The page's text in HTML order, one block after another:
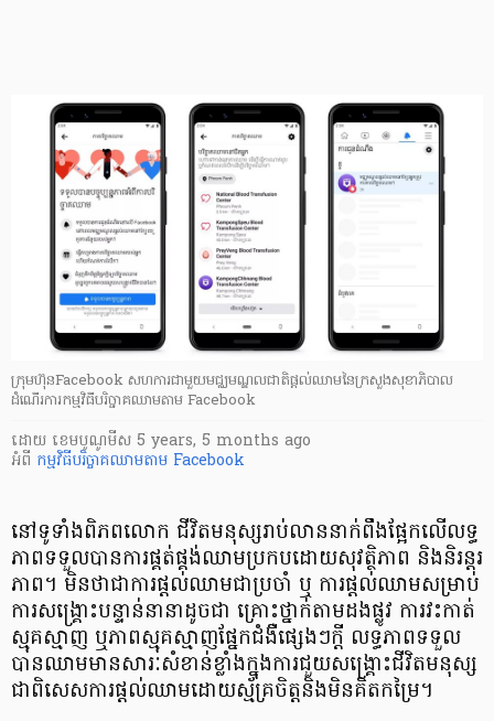
ក្រុមហ៊ុនFacebook សហការជាមួយមជ្ឈមណ្ឌលជាតិផ្តល់ឈាមនៃក្រសួងសុខាភិបាល
ដំណើរការកម្មវិធីបរិច្ចាគឈាមតាម Facebook
ដោយ ​ ខេមបូណូមីស 5 years, 5 months ago
អំពី កម្មវិធីបរិច្ចាគឈាមតាម Facebook
នៅទូទាំង​ពិភពលោក ជីវិត​មនុស្ស​រាប់​លាន​នាក់​ពឹង​ផ្អែក​លើ​លទ្ធ
ភាព​ទទួល​បាន​ការ​ផ្គត់​ផ្គង់​ឈាមប្រកបដោយ​សុវត្ថិភាព និង​និរន្តរ
ភាព។ មិនថាជាការ​ផ្តល់ឈាមជា​ប្រចាំ ឬ ​ការ​ផ្តល់​ឈាម​សម្រាប់
ការ​សង្គ្រោះ​បន្ទាន់​នានា​ដូច​ជា ​គ្រោះ​ថ្នាក់​តាមដងផ្លូវ ការ​វះ​កាត់
ស្មុគ​ស្មាញ​ ឬភាព​ស្មុគ​ស្មាញផ្នែកជំងឺ​ផ្សេងៗក្តី លទ្ធភាព​ទទួល​
បានឈាមមានសារៈ​សំខាន់​ខ្លាំង​ក្នុងការ​ជួយ​សង្គ្រោះ​ជីវិត​មនុស្ស​
ជាពិសេសការផ្តល់ឈាមដោយស្ម័គ្រចិត្តនិងមិនគិតកម្រៃ។